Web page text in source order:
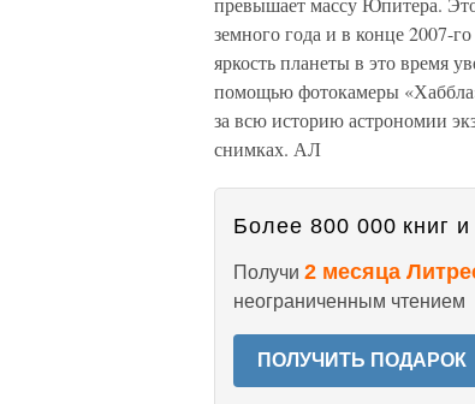
земного года и в конце 2007-
яркость планеты в это время
помощью фотокамеры
за всю историю астрономии
снимках. АЛ
Более 800 000 книг и
Получи 2 месяца
неограниченным чтением
ПОЛУЧИТЬ ПОДАРОК